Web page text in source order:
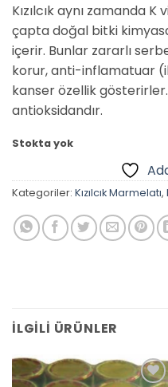
Kızılcık aynı zamanda
çapta doğal bitki
içerir. Bunlar zararlı
korur, anti-inflamatuar
kanser özellik
antioksidandır.
Stokta yok
Kategoriler: Kızılcık Marmelatı,
İLGILI ÜRÜNLER